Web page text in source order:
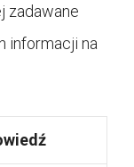
zadawane
informacji na